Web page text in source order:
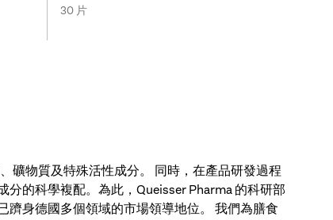
Size:
30 片
礦物質及特殊活性成分。 同時，在產品研發過程
的科學複配。為此，Queisser Pharma 的科研部
躋身德國多個領域的市場領導地位。 我們為膳食